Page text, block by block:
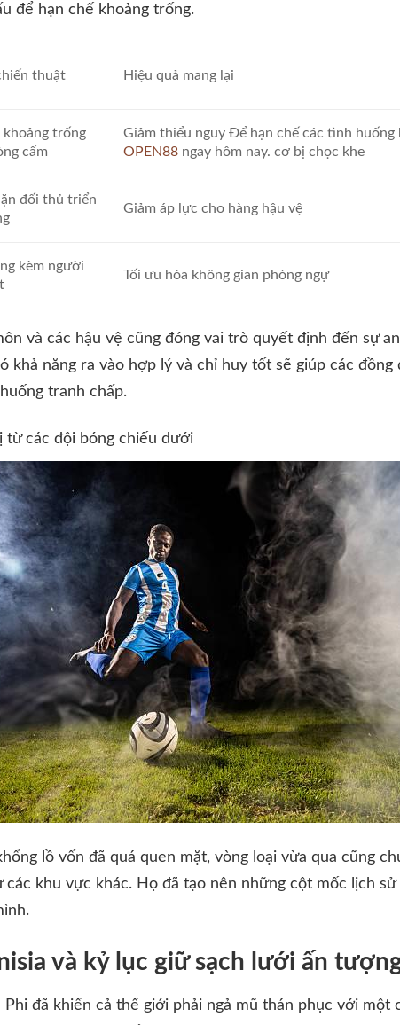
để hạn chế khoảng trống.
thuật Hiệu quả mang lại
khoảng trống
cấm
Giảm thiểu nguy Để hạn chế các tình
OPEN88 ngay hôm nay. cơ bị chọc khe
đối thủ triển
Giảm áp lực cho hàng hậu vệ
kèm người
Tối ưu hóa không gian phòng ngự
và các hậu vệ cũng đóng vai trò quyết định đến sự
khả năng ra vào hợp lý và chỉ huy tốt sẽ giúp các
tranh chấp.
từ các đội bóng chiếu dưới
lồ vốn đã quá quen mặt, vòng loại vừa qua cũng
các khu vực khác. Họ đã tạo nên những cột mốc lịch
và kỷ lục giữ sạch lưới ấn
đã khiến cả thế giới phải ngả mũ thán phục với một